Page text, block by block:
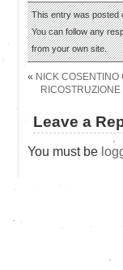
This entry was posted
You can follow any
from your own site.
« NICK
Leave a
You must be